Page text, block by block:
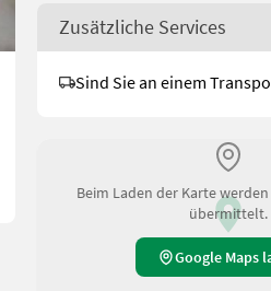
Zusätzliche Services
Sind Sie an einem
Beim Laden der Karte
übermittelt.
Google Maps